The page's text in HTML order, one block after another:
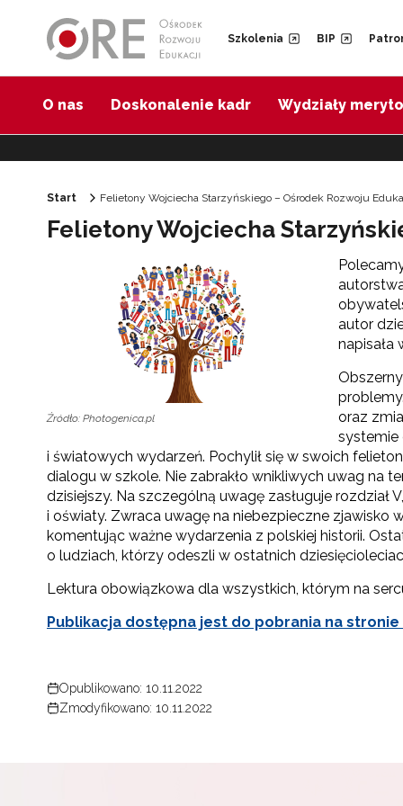
Szkolenia BIP
O nas Doskonalenie kadr Wydziały
Start Felietony Wojciecha Starzyńskiego – Ośrodek Rozwoju
Felietony Wojciecha
Źródło: Photogenica.pl
autor
napisała
oraz
systemie
i światowych wydarzeń. Pochylił się w swoich
dialogu w szkole. Nie zabrakło wnikliwych uwag na
dzisiejszy. Na szczególną uwagę zasługuje
i oświaty. Zwraca uwagę na niebezpieczne zjawisko
komentując ważne wydarzenia z polskiej historii.
o ludziach, którzy odeszli w ostatnich
Lektura obowiązkowa dla wszystkich, którym na
Publikacja dostępna jest do pobrania na stronie
Opublikowano: 10.11.2022
Zmodyfikowano: 10.11.2022